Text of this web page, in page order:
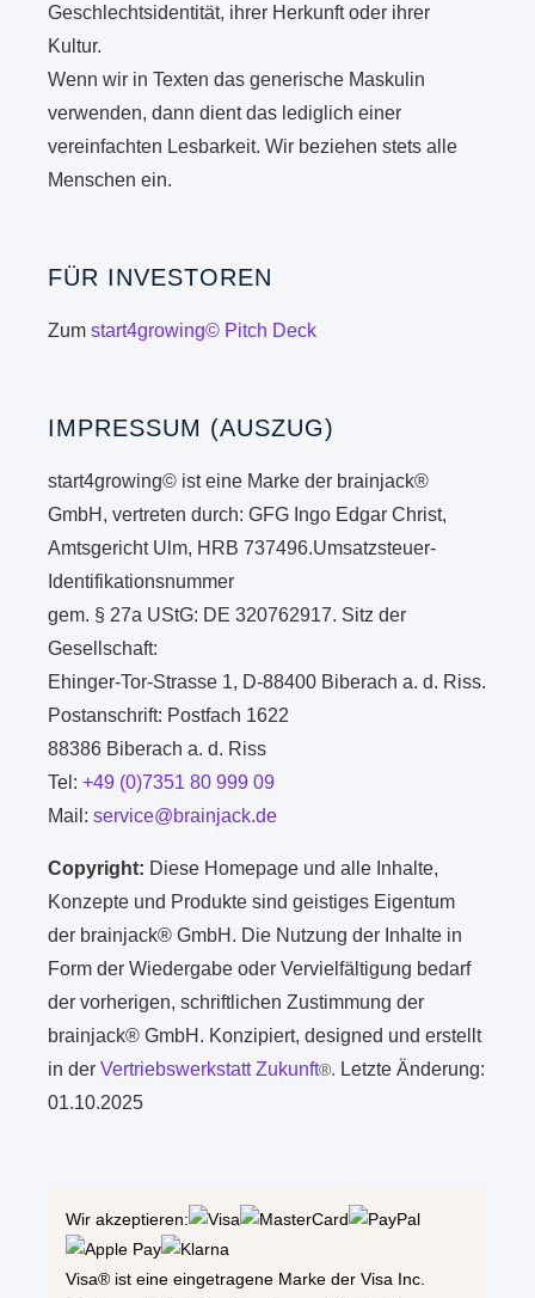
Geschlechtsidentität, ihrer Herkunft oder ihrer
Kultur.
Wenn wir in Texten das generische Maskulin
verwenden, dann dient das lediglich einer
vereinfachten Lesbarkeit. Wir beziehen stets alle
Menschen ein.
FÜR INVESTOREN
Zumstart4growing© Pitch Deck
IMPRESSUM (AUSZUG)
start4growing© ist eine Marke der brainjack®
GmbH, vertreten durch: GFG Ingo Edgar Christ,
Amtsgericht Ulm, HRB 737496.Umsatzsteuer-
Identifikationsnummer
gem. § 27a UStG: DE 320762917. Sitz der
Gesellschaft:
Ehinger-Tor-Strasse 1, D-88400 Biberach a. d. Riss.
Postanschrift: Postfach 1622
88386 Biberach a. d. Riss
Tel:+49 (0)7351 80 999 09
Mail:service@brainjack.de
Copyright: Diese Homepage und alle Inhalte,
Konzepte und Produkte sind geistiges Eigentum
der brainjack® GmbH. Die Nutzung der Inhalte in
Form der Wiedergabe oder Vervielfältigung bedarf
der vorherigen, schriftlichen Zustimmung der
brainjack® GmbH. Konzipiert, designed und erstellt
in derVertriebswerkstatt Zukunft®. Letzte Änderung:
01.10.2025
Wir akzeptieren:
Visa® ist eine eingetragene Marke der Visa Inc.